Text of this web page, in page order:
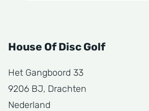
House Of Disc Golf
Het Gangboord 33
9206 BJ, Drachten
Nederland